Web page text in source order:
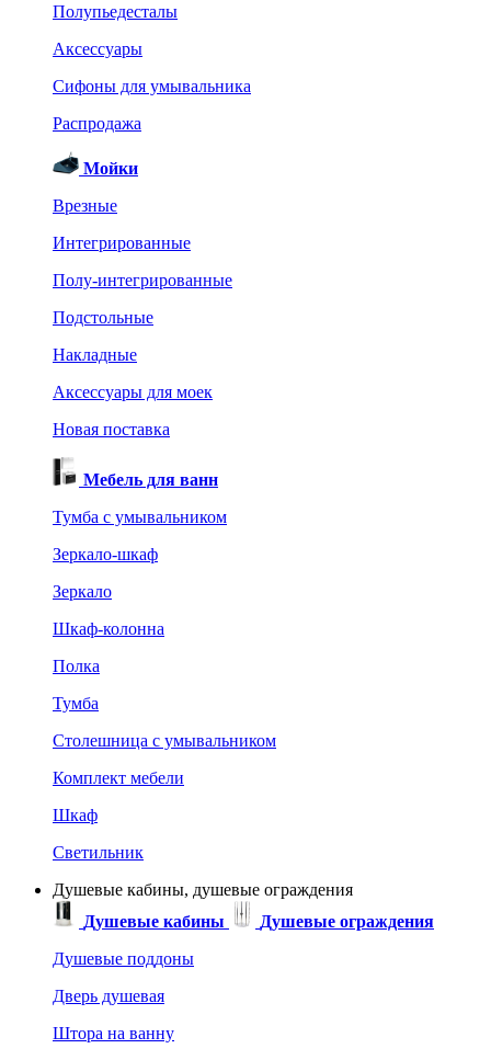
Полупьедесталы
Аксессуары
Сифоны для умывальника
Распродажа
Мойки
Врезные
Интегрированные
Полу-интегрированные
Подстольные
Накладные
Аксессуары для моек
Новая поставка
Мебель для ванн
Тумба с умывальником
Зеркало-шкаф
Зеркало
Шкаф-колонна
Полка
Тумба
Столешница с умывальником
Комплект мебели
Шкаф
Светильник
Душевые кабины, душевые ограждения
Душевые кабины
Душевые ограждения
Душевые поддоны
Дверь душевая
Штора на ванну